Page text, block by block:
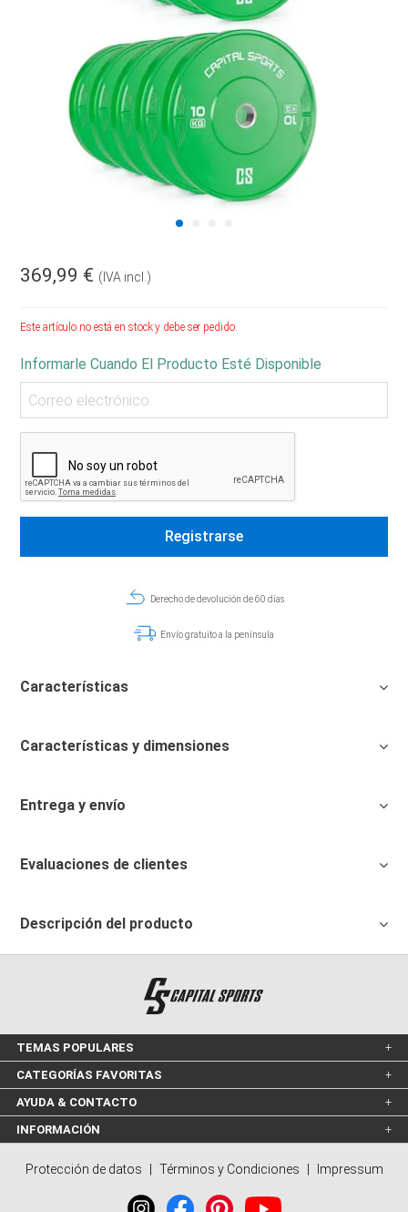
369,99 € (IVA incl.)
Este artículo no está en stock y debe ser pedido.
Informarle Cuando El Producto Esté Disponible
Derecho de devolución de 60 días
Envío gratuito a la península
Características
Características y dimensiones
Entrega y envío
Evaluaciones de clientes
Descripción del producto
TEMAS POPULARES
CATEGORÍAS FAVORITAS
AYUDA & CONTACTO
INFORMACIÓN
Protección de datos Términos y Condiciones Impressum